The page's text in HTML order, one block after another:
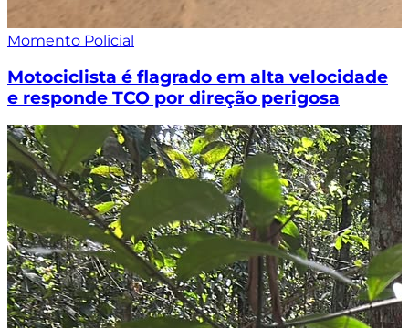
Momento Policial
Motociclista é flagrado em alta velocidade
e responde TCO por direção perigosa